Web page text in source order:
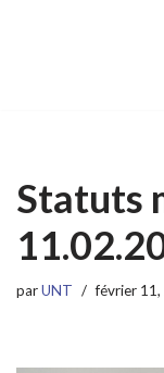
Statuts
parUNT février